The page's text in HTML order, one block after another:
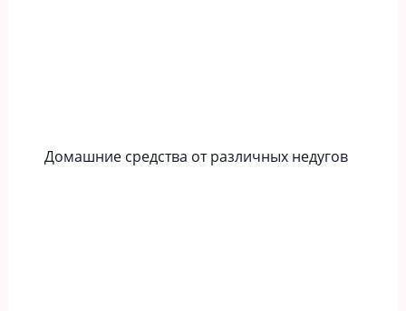
Домашние средства от различных недугов